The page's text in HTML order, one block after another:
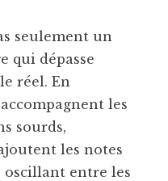
seulement un
qui dépasse
réel. En
les
sourds,
les notes
oscillant entre les